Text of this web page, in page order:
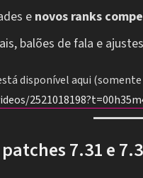
enovos ranks
balões de fala e
disponível aqui
7.31 e